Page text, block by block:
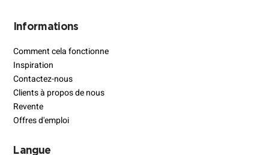
Informations
Comment cela fonctionne
Inspiration
Contactez-nous
Clients à propos de nous
Revente
Offres d'emploi
Langue